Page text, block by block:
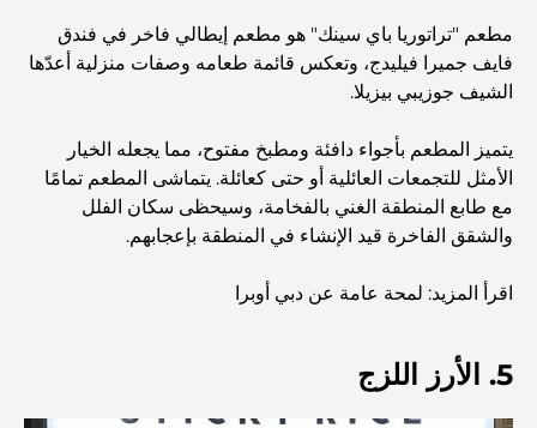
أفضل المدارس في دبي مارينا: دليل مناسب للعائلات
مطاعم في دبي هيلز: أفضل أماكن تناول الطعام في مركز متنامٍ
فاخرة على شاطئ البحر
مطعم "تراتوريا باي سينك" هو مطعم إيطالي فاخر في فندق
فايف جميرا فيليدج، وتعكس قائمة طعامه وصفات منزلية أعدّها
الشيف جوزيبي بيزيلا.
يتميز المطعم بأجواء دافئة ومطبخ مفتوح، مما يجعله الخيار
الأمثل للتجمعات العائلية أو حتى كعائلة. يتماشى المطعم تمامًا
مع طابع المنطقة الغني بالفخامة، وسيحظى سكان الفلل
والشقق الفاخرة قيد الإنشاء في المنطقة بإعجابهم.
اقرأ المزيد: لمحة عامة عن دبي أوبرا
5. الأرز اللزج